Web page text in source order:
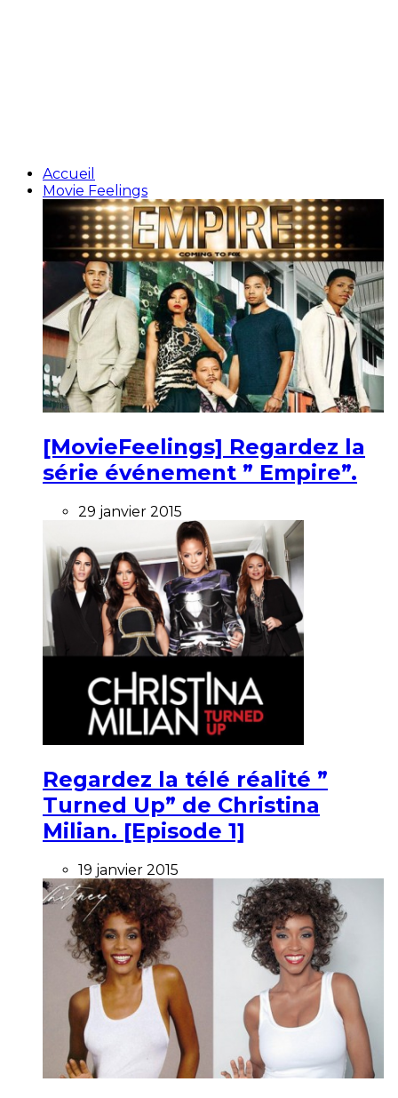
Accueil
Movie Feelings
[MovieFeelings] Regardez la
série événement ” Empire”.
29 janvier 2015
Regardez la télé réalité ”
Turned Up” de Christina
Milian. [Episode 1]
19 janvier 2015